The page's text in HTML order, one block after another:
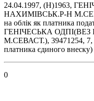
24.04.1997, (Н)1963,
НАХИМIВСЬК.Р-Н
на облік як платника
ГЕНIЧЕСЬКА
М.СЕВАСТ.), 39471254, 7,
платника єдиного внеску)
0